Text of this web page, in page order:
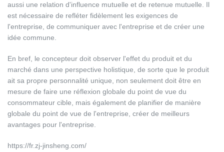
aussi une relation d'influence mutuelle et de retenue mutuelle. Il
est nécessaire de refléter fidèlement les exigences de
l'entreprise, de communiquer avec l'entreprise et de créer une
idée commune.
En bref, le concepteur doit observer l'effet du produit et du
marché dans une perspective holistique, de sorte que le produit
ait sa propre personnalité unique, non seulement doit être en
mesure de faire une réflexion globale du point de vue du
consommateur cible, mais également de planifier de manière
globale du point de vue de l'entreprise, créer de meilleurs
avantages pour l'entreprise.
https://fr.zj-jinsheng.com/